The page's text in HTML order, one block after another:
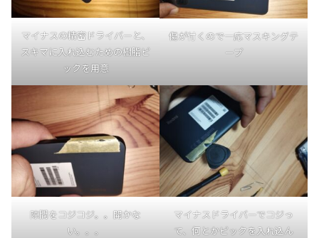
マイナスの精密ドライバーと、
スキマに入れ込むための樹脂ピ
ックを用意
傷が付くので一応マスキングテ
ープ
隙間をコジコジ。。開かな
い。。。
マイナスドライバーでコジっ
て、何とかピックを入れ込ん